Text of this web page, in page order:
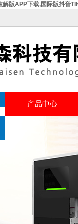
版APP下载,国际版抖音
产品中心